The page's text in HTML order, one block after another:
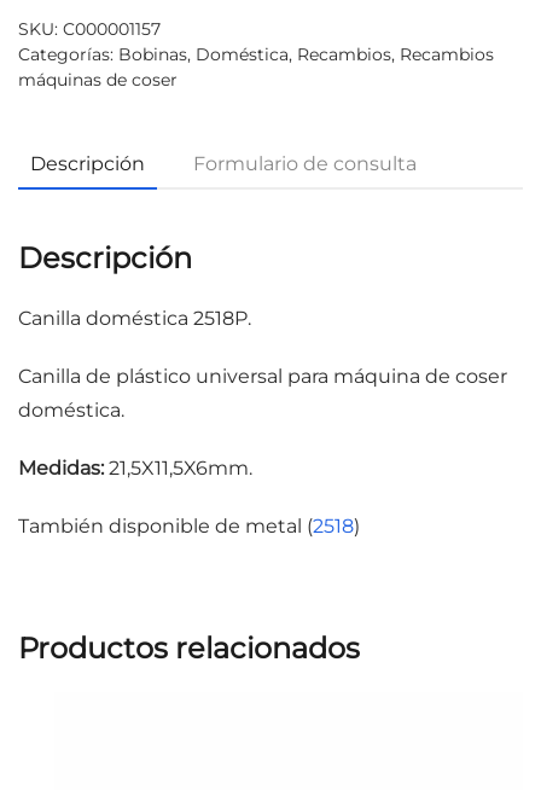
SKU: C000001157
Categorías: Bobinas, Doméstica, Recambios, Recambios
máquinas de coser
Descripción Formulario de consulta
Descripción
Canilla doméstica 2518P.
Canilla de plástico universal para máquina de coser
doméstica.
Medidas: 21,5X11,5X6mm.
También disponible de metal (2518)
Productos relacionados